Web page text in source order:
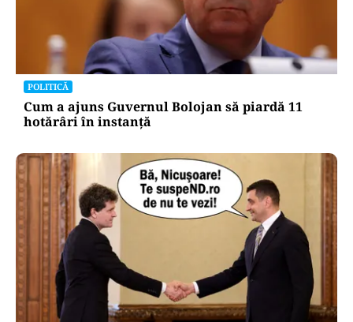
POLITICĂ
Cum a ajuns Guvernul Bolojan să piardă 11
hotărâri în instanță